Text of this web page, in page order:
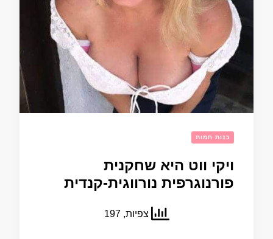
בנות חמות
ויקי ווט היא שחקנית
פורנוגרפית נורווגית-קנדית
צפיות, 197